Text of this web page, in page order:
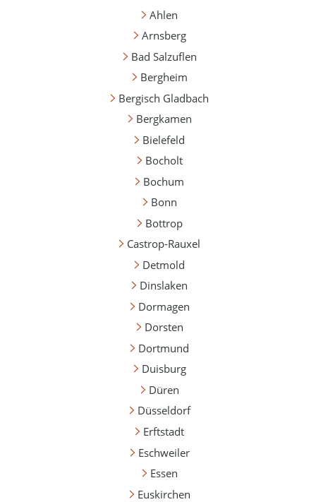
Ahlen
Arnsberg
Bad Salzuflen
Bergheim
Bergisch Gladbach
Bergkamen
Bielefeld
Bocholt
Bochum
Bonn
Bottrop
Castrop-Rauxel
Detmold
Dinslaken
Dormagen
Dorsten
Dortmund
Duisburg
Düren
Düsseldorf
Erftstadt
Eschweiler
Essen
Euskirchen